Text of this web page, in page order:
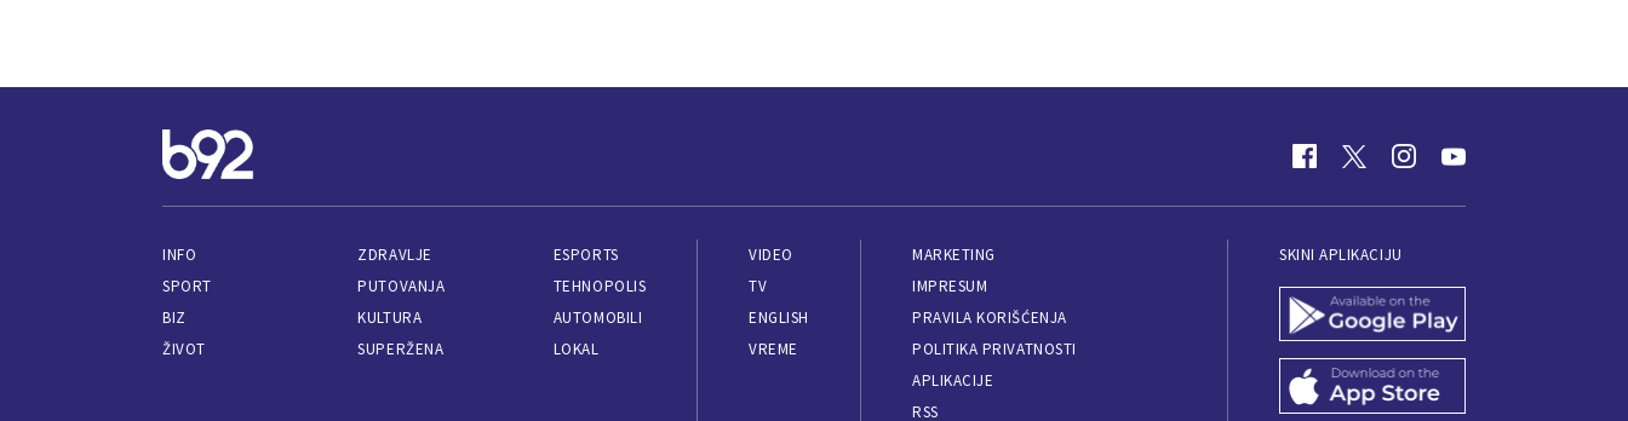
INFO
SPORT
BIZ
ŽIVOT
ZDRAVLJE
PUTOVANJA
KULTURA
SUPERŽENA
ESPORTS
TEHNOPOLIS
AUTOMOBILI
LOKAL
VIDEO
TV
ENGLISH
VREME
MARKETING
IMPRESUM
PRAVILA KORIŠĆENJA
POLITIKA PRIVATNOSTI
APLIKACIJE
RSS
SKINI APLIKACIJU